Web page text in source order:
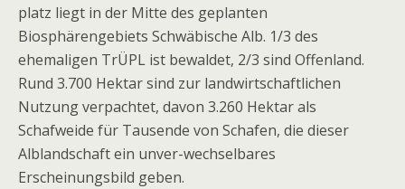
platz liegt in der Mitte des geplanten
Biosphärengebiets Schwäbische Alb. 1/3 des
ehemaligen TrÜPL ist bewaldet, 2/3 sind Offenland.
Rund 3.700 Hektar sind zur landwirtschaftlichen
Nutzung verpachtet, davon 3.260 Hektar als
Schafweide für Tausende von Schafen, die dieser
Alblandschaft ein unver-wechselbares
Erscheinungsbild geben.